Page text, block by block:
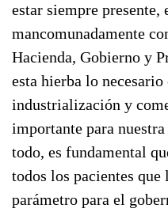
estar siempre presente,
mancomunadamente
Hacienda, Gobierno y
esta hierba lo
industrialización y
importante para
todo, es fundamental
todos los pacientes que
parámetro para el